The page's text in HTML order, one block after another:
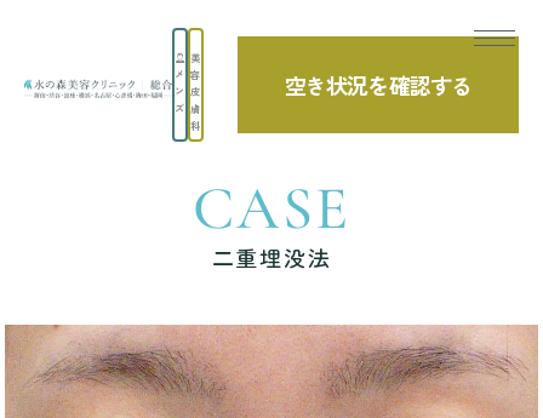
メ
ン
ズ
美
容
皮
膚
科
空き状況を確認する
TOP 症例写真 二重埋没法
CASE
二重埋没法